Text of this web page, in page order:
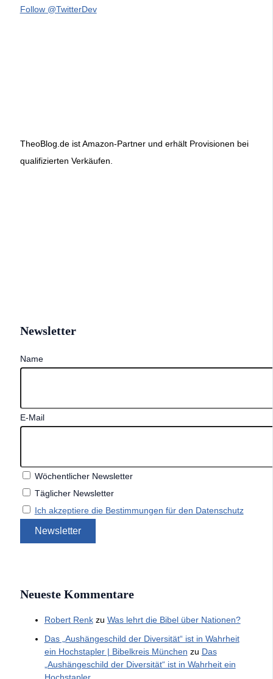
Follow @TwitterDev
TheoBlog.de ist Amazon-Partner und erhält Provisionen bei
qualifizierten Verkäufen.
Newsletter
Name
E-Mail
Wöchentlicher Newsletter
Täglicher Newsletter
Ich akzeptiere die Bestimmungen für den Datenschutz
Neueste Kommentare
Robert Renkzu Was lehrt die Bibel über Nationen?
Das „Aushängeschild der Diversität“ ist in Wahrheit
ein Hochstapler | Bibelkreis München zu Das
„Aushängeschild der Diversität“ ist in Wahrheit ein